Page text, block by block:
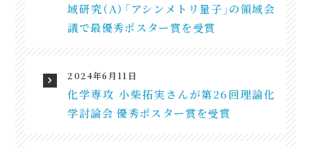
域研究（A）「アシンメトリ量子」の領域会
議で最優秀ポスター賞を受賞
2024年6月11日
化学専攻 小柴拓実さんが第26回理論化
学討論会 優秀ポスター賞を受賞